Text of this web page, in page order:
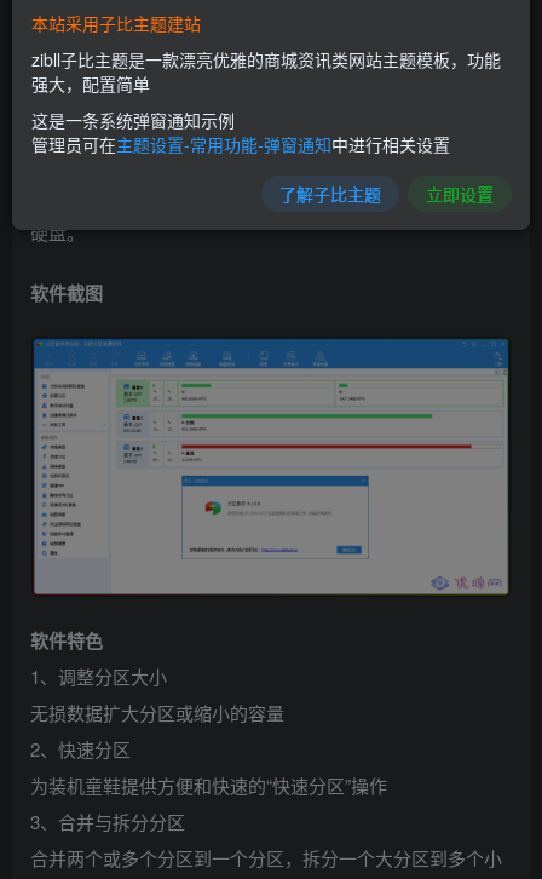
们是将固态硬盘（SSD）当做系统盘来使用，把操作系统安
装到SSD上，这样也使得OS的启动速度和运行速度特别地
快。通过傲梅分区助手软件的系统迁移功能，用户可以把自
己已有的操作系统快速地迁移到SSD磁盘，然后就可以直接
从SSD磁盘启动，因而省下了重新安装应用程序的麻烦，非
常的省时省力，并且这个功能也能将系统迁移到传统的HDD
硬盘。
软件截图
软件特色
1、调整分区大小
无损数据扩大分区或缩小的容量
2、快速分区
为装机童鞋提供方便和快速的“快速分区”操作
3、合并与拆分分区
合并两个或多个分区到一个分区，拆分一个大分区到多个小
本站采用子比主题建站
zibll子比主题是一款漂亮优雅的商城资讯类网站主题模板，功能
强大，配置简单
这是一条系统弹窗通知示例
管理员可在主题设置-常用功能-弹窗通知中进行相关设置
了解子比主题 立即设置